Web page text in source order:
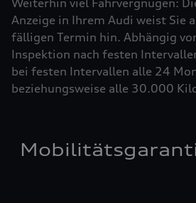
Weiterhin viel Fahrvergnügen:
Anzeige in Ihrem Audi weist Sie
fälligen Termin hin. Abhängig
Inspektion nach festen
bei festen Intervallen alle 24
beziehungsweise alle 30.000